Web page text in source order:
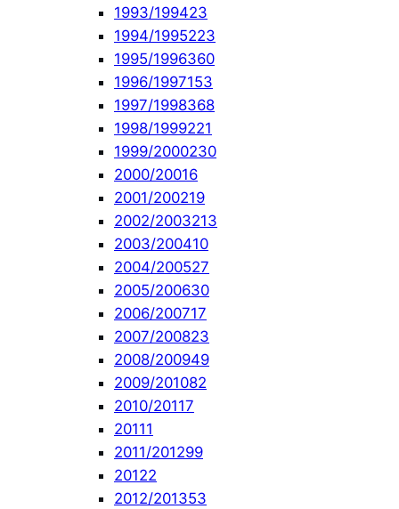
1993/199423
1994/1995223
1995/1996360
1996/1997153
1997/1998368
1998/1999221
1999/2000230
2000/20016
2001/200219
2002/2003213
2003/200410
2004/200527
2005/200630
2006/200717
2007/200823
2008/200949
2009/201082
2010/20117
20111
2011/201299
20122
2012/201353